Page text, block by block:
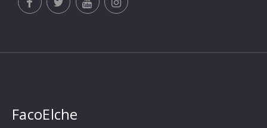
FacoElche